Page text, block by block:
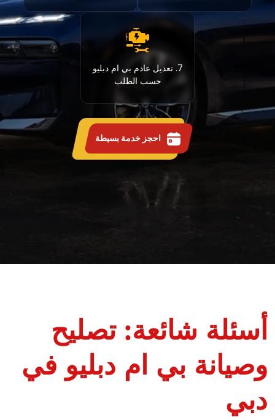
7. تعديل عادم بي ام دبليو
حسب الطلب
احجز خدمة بسيطة
أسئلة شائعة: تصليح
وصيانة بي ام دبليو في
دبي